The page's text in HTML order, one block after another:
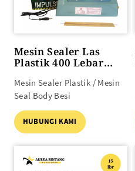
Mesin Sealer Las
Plastik 400 Lebar
Mesin Sealer Plastik / Mesin
Seal Body Besi
HUBUNGI KAMI